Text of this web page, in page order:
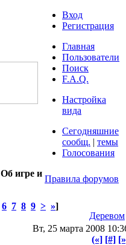
Вход
Регистрация
Главная
Пользователи
Поиск
F.A.Q.
Настройка
вида
Сегодняшние
сообщ. | темы
Голосования
Об игре и
Правила форумов
6 7 8 9 > »]
Деревом
Вт, 25 марта 2008
(«] [#]